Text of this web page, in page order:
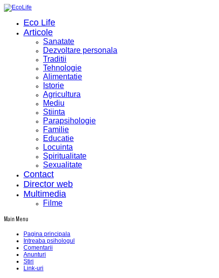
Eco Life
Articole
Sanatate
Dezvoltare personala
Traditii
Tehnologie
Alimentatie
Istorie
Agricultura
Mediu
Stiinta
Parapsihologie
Familie
Educatie
Locuinta
Spiritualitate
Sexualitate
Contact
Director web
Multimedia
Filme
Main Menu
Pagina principala
Intreaba psihologul
Comentarii
Anunturi
Stiri
Link-uri